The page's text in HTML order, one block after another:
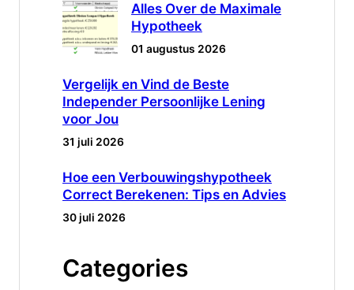
Alles Over de Maximale
Hypotheek
01 augustus 2026
Vergelijk en Vind de Beste
Independer Persoonlijke Lening
voor Jou
31 juli 2026
Hoe een Verbouwingshypotheek
Correct Berekenen: Tips en Advies
30 juli 2026
Categories